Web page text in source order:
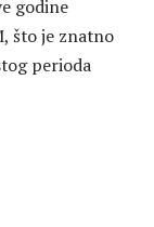
godine
što je znatno
perioda